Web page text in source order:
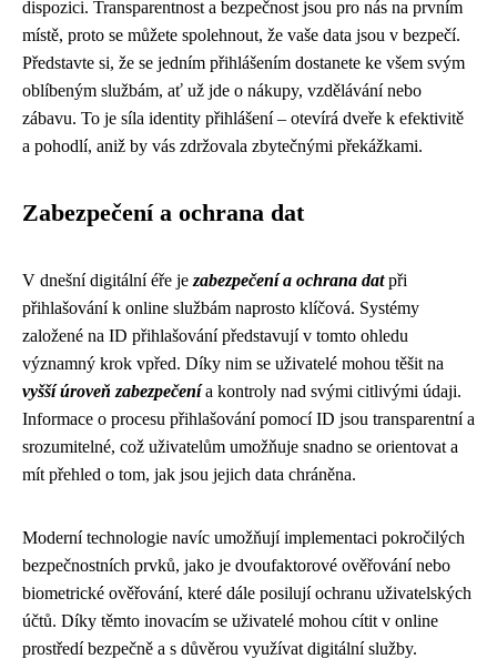
dispozici. Transparentnost a bezpečnost jsou pro nás na prvním
místě, proto se můžete spolehnout, že vaše data jsou v bezpečí.
Představte si, že se jedním přihlášením dostanete ke všem svým
oblíbeným službám, ať už jde o nákupy, vzdělávání nebo
zábavu. To je síla identity přihlášení – otevírá dveře k efektivitě
a pohodlí, aniž by vás zdržovala zbytečnými překážkami.
Zabezpečení a ochrana dat
V dnešní digitální éře je zabezpečení a ochrana datpři
přihlašování k online službám naprosto klíčová. Systémy
založené na ID přihlašování představují v tomto ohledu
významný krok vpřed. Díky nim se uživatelé mohou těšit na
vyšší úroveň zabezpečenía kontroly nad svými citlivými údaji.
Informace o procesu přihlašování pomocí ID jsou transparentní a
srozumitelné, což uživatelům umožňuje snadno se orientovat a
mít přehled o tom, jak jsou jejich data chráněna.
Moderní technologie navíc umožňují implementaci pokročilých
bezpečnostních prvků, jako je dvoufaktorové ověřování nebo
biometrické ověřování, které dále posilují ochranu uživatelských
účtů. Díky těmto inovacím se uživatelé mohou cítit v online
prostředí bezpečně a s důvěrou využívat digitální služby.